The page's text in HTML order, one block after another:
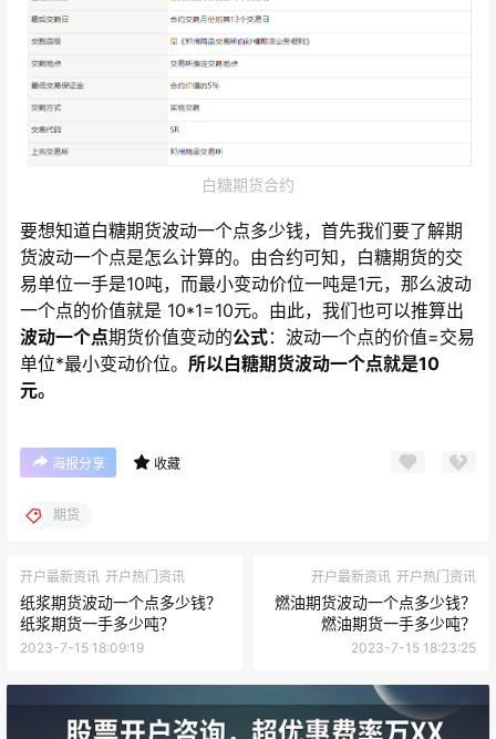
白糖期货合约
要想知道白糖期货波动一个点多少钱，首先我们要了解期
货波动一个点是怎么计算的。由合约可知，白糖期货的交
易单位一手是10吨，而最小变动价位一吨是1元，那么波动
一个点的价值就是 10*1=10元。由此，我们也可以推算出
波动一个点期货价值变动的公式：波动一个点的价值=交易
单位*最小变动价位。 所以白糖期货波动一个点就是10
元。
海报分享 收藏
期货
开户最新资讯 开户热门资讯
纸浆期货波动一个点多少钱？
纸浆期货一手多少吨？
2023-7-15 18:09:19
开户最新资讯 开户热门资讯
燃油期货波动一个点多少钱？
燃油期货一手多少吨？
2023-7-15 18:23:25